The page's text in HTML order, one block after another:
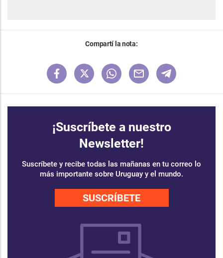
Compartí la nota:
¡Suscríbete a nuestro
Newsletter!
Suscríbete y recibe todas las mañanas en tu correo lo
más importante sobre Uruguay y el mundo.
SUSCRÍBETE